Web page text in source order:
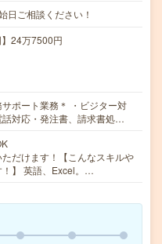
日ご相談ください！
24万7500円
ポート業務＊ ・ビジター対
対応・発注書、請求書処…
だけます！【こんなスキルや
！】 英語、Excel。…